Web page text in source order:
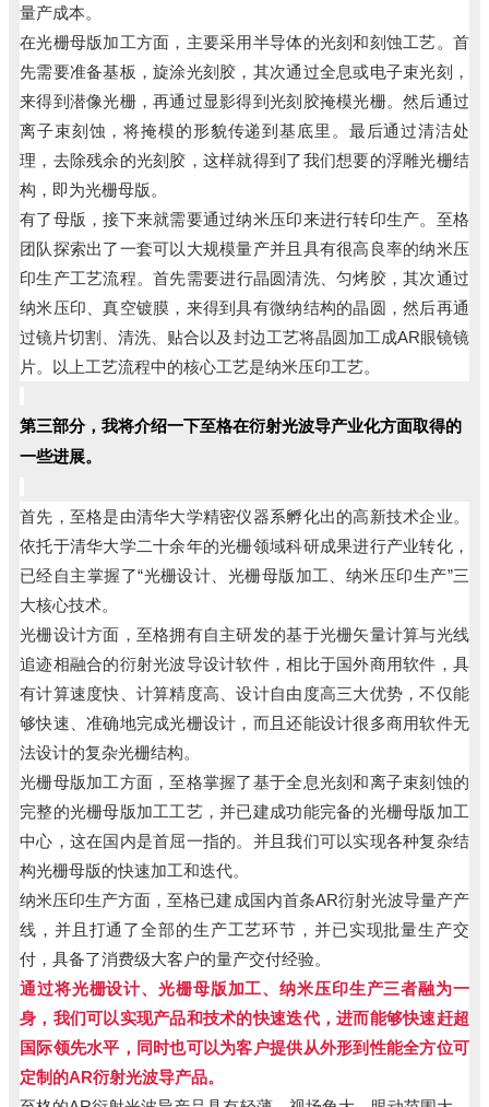
量产成本。
在光栅母版加工方面，主要采用半导体的光刻和刻蚀工艺。首
先需要准备基板，旋涂光刻胶，其次通过全息或电子束光刻，
来得到潜像光栅，再通过显影得到光刻胶掩模光栅。然后通过
离子束刻蚀，将掩模的形貌传递到基底里。最后通过清洁处
理，去除残余的光刻胶，这样就得到了我们想要的浮雕光栅结
构，即为光栅母版。
有了母版，接下来就需要通过纳米压印来进行转印生产。 至格
团队探索出了一套可以大规模量产并且具有很高良率的纳米压
印生产工艺流程。首先需要进行晶圆清洗、匀烤胶，其次通过
纳米压印、真空镀膜，来得到具有微纳结构的晶圆，然后再通
过镜片切割、清洗、贴合以及封边工艺将晶圆加工成AR眼镜镜
片。以上工艺流程中的核心工艺是纳米压印工艺。
第三部分，我将介绍一下至格在衍射光波导产业化方面取得的
一些进展。
首先，至格是由清华大学精密仪器系孵化出的高新技术企业。
依托于清华大学二十余年的光栅领域科研成果进行产业转化，
已经自主掌握了“光栅设计、光栅母版加工、纳米压印生产”三
大核心技术。
光栅设计方面，至格拥有自主研发的基于光栅矢量计算与光线
追迹相融合的衍射光波导设计软件，相比于国外商用软件，具
有计算速度快、计算精度高、设计自由度高三大优势，不仅能
够快速、准确地完成光栅设计，而且还能设计很多商用软件无
法设计的复杂光栅结构。
光栅母版加工方面，至格掌握了基于全息光刻和离子束刻蚀的
完整的光栅母版加工工艺，并已建成功能完备的光栅母版加工
中心，这在国内是首屈一指的。并且我们可以实现各种复杂结
构光栅母版的快速加工和迭代。
纳米压印生产方面，至格已建成国内首条AR衍射光波导量产产
线，并且打通了全部的生产工艺环节，并已实现批量生产交
付，具备了消费级大客户的量产交付经验。
通过将光栅设计、光栅母版加工、纳米压印生产三者融为一
身，我们可以实现产品和技术的快速迭代，进而能够快速赶超
国际领先水平，同时也可以为客户提供从外形到性能全方位可
定制的AR衍射光波导产品。